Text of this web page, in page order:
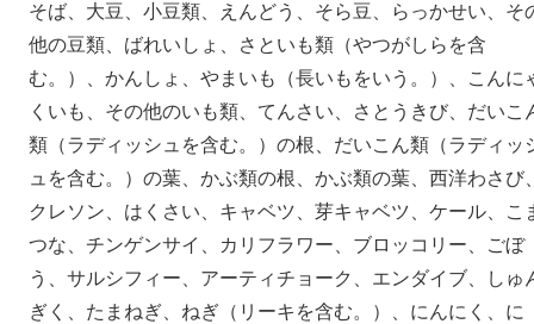
そば、大豆、小豆類、えんどう、そら豆、らっかせい、そ
他の豆類、ばれいしょ、さといも類（やつがしらを含
む。）、かんしょ、やまいも（長いもをいう。）、こんに
くいも、その他のいも類、てんさい、さとうきび、だいこ
類（ラディッシュを含む。）の根、だいこん類（ラディッ
ュを含む。）の葉、かぶ類の根、かぶ類の葉、西洋わさび
クレソン、はくさい、キャベツ、芽キャベツ、ケール、こ
つな、チンゲンサイ、カリフラワー、ブロッコリー、ごぼ
う、サルシフィー、アーティチョーク、エンダイブ、しゅ
ぎく、たまねぎ、ねぎ（リーキを含む。）、にんにく、に